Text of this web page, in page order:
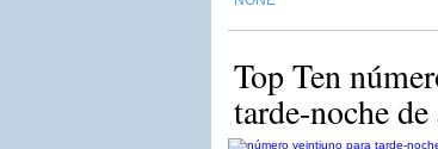
Top Ten
tarde-noche